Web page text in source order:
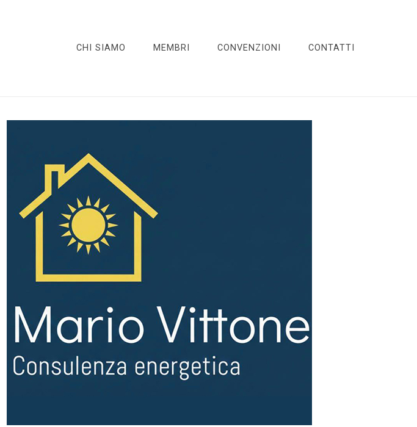
CHI SIAMO MEMBRI CONVENZIONI CONTATTI